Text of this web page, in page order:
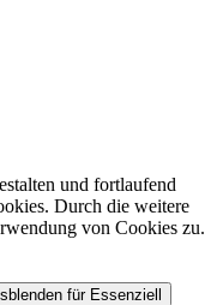
und fortlaufend
Durch die weitere
von Cookies zu.
für Essenziell